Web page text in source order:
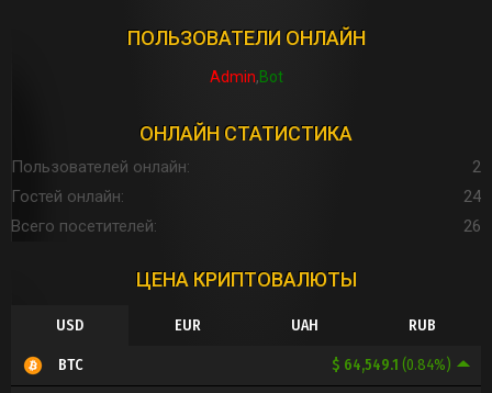
ПОЛЬЗОВАТЕЛИ ОНЛАЙН
Admin Bot
ОНЛАЙН СТАТИСТИКА
Пользователей онлайн
2
Гостей онлайн
24
Всего посетителей
26
ЦЕНА КРИПТОВАЛЮТЫ
USD EUR UAH RUB
$ 64,549.1 (0.84%)
BTC